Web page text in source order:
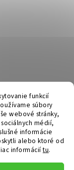
funkcií
súbory
webové stránky,
médií,
informácie
alebo ktoré od
informáciítu.